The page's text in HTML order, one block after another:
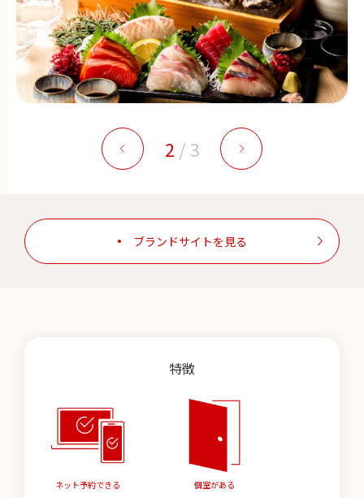
2 /3
ブランドサイトを見る
特徴
ネット予約できる 個室がある